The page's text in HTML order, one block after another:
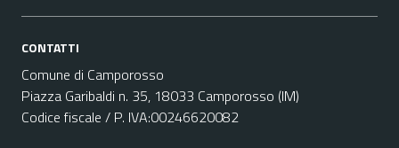
CONTATTI
Comune di Camporosso
Piazza Garibaldi n. 35, 18033 Camporosso (IM)
Codice fiscale / P. IVA:00246620082